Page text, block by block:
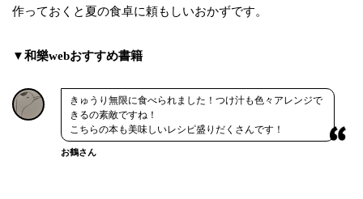
作っておくと夏の食卓に頼もしいおかずです。
▼和樂webおすすめ書籍
きゅうり無限に食べられました！つけ汁も色々アレンジで
きるの素敵ですね！
こちらの本も美味しいレシピ盛りだくさんです！
お鶴さん